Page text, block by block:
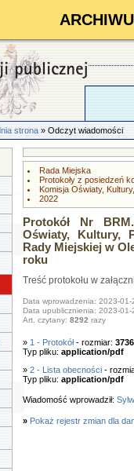
strona» Odczyt wiadomości
Rada Miejska
Protokoły z posiedzeń
Komisja Oświaty,
2022
Protokół Nr
Oświaty, Kultury,
Rady Miejskiej w
roku
Treść protokołu w
Data wprowadzenia: 2023-01-
Data upublicznienia: 2023-01-
Art. czytany: 8292 razy
» 1 - Protokół- rozmiar:
Typ pliku: application/pdf
» 2 - Lista obecności-
Typ pliku: application/pdf
Wiadomość wprowadził:
» Pokaż rejestr zmian dla